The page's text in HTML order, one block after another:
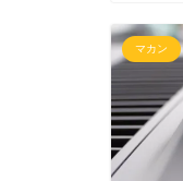
マカン